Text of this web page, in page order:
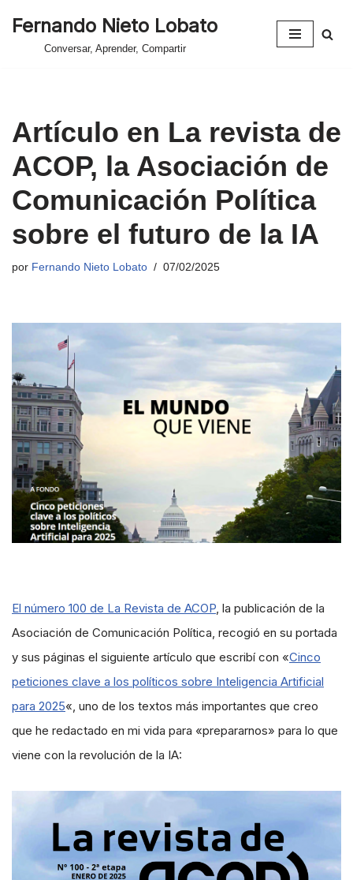
Fernando Nieto Lobato
Conversar, Aprender, Compartir
Artículo en La revista de
ACOP, la Asociación de
Comunicación Política
sobre el futuro de la IA
por Fernando Nieto Lobato 07/02/2025
El número 100 de La Revista de ACOP , la publicación de la
Asociación de Comunicación Política, recogió en su portada
y sus páginas el siguiente artículo que escribí con «Cinco
peticiones clave a los políticos sobre Inteligencia Artificial
para 2025«, uno de los textos más importantes que creo
que he redactado en mi vida para «prepararnos» para lo que
viene con la revolución de la IA: